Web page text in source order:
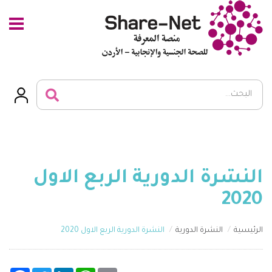
النشرة الدورية الربع الاول
2020
الرئيسية النشرة الدورية النشرة الدورية الربع الاول 2020